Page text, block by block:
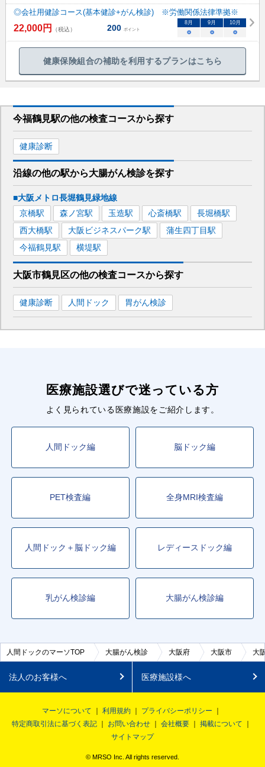
◎会社用健診コース(基本健診+がん検診) ※労働関係法律準拠※
22,000円 （税込） 200 ポイント
8月 9月 10月
○ ○ ○
健康保険組合の補助を利用するプランはこちら
今福鶴見駅の他の検査コースから探す
健康診断
沿線の他の駅から大腸がん検診を探す
■大阪メトロ長堀鶴見緑地線
京橋駅 森ノ宮駅 玉造駅 心斎橋駅 長堀橋駅
西大橋駅 大阪ビジネスパーク駅 蒲生四丁目駅
今福鶴見駅 横堤駅
大阪市鶴見区の他の検査コースから探す
健康診断 人間ドック 胃がん検診
医療施設選びで迷っている方
よく見られている医療施設をご紹介します。
人間ドック編 脳ドック編
PET検査編 全身MRI検査編
人間ドック＋脳ドック編 レディースドック編
乳がん検診編 大腸がん検診編
人間ドックのマーソTOP 大腸がん検診 大阪府 大阪市 大
法人のお客様へ 医療施設様へ
マーソについて 利用規約
プライバシーポリシー
特定商取引法に基づく表記
お問い合わせ 会社概要
掲載について
サイトマップ
© MRSO Inc. All rights reserved.